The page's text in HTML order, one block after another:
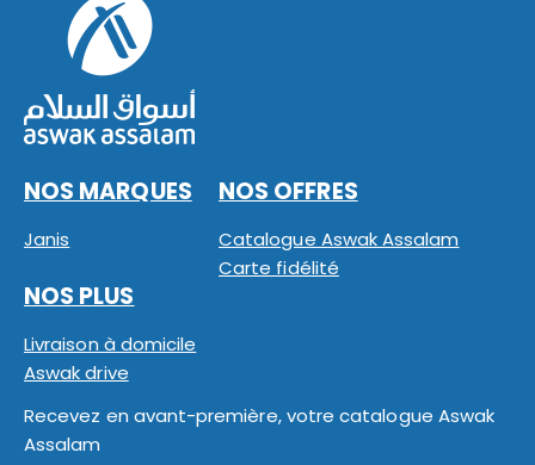
NOS MARQUES
Janis
NOS OFFRES
Catalogue Aswak Assalam
Carte fidélité
NOS PLUS
Livraison à domicile
Aswak drive
Recevez en avant-première, votre catalogue Aswak
Assalam